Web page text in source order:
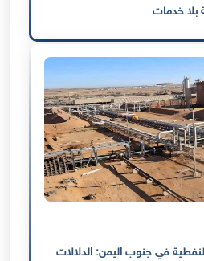
بلا خدمات
في جنوب اليمن: الدلالات